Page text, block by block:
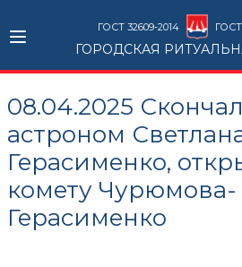
ГОСТ 32609-2014 ГОСТ
ГОРОДСКАЯ
08.04.2025
астроном
Герасименко,
комету Чурюмова-
Герасименко